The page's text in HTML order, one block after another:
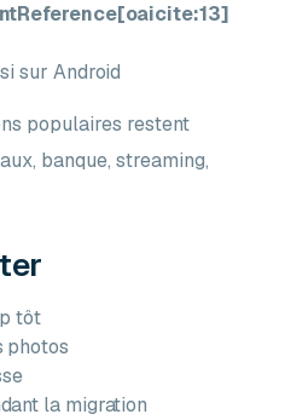
sur Android
populaires restent
banque, streaming,
tôt
photos
la migration